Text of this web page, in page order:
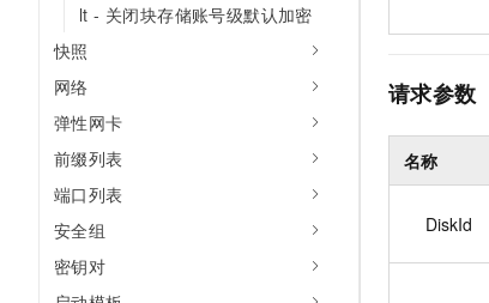
lt - 关闭块存储账号级默认加密
快照
网络
弹性网卡
前缀列表
端口列表
安全组
密钥对
请求参数
名称
DiskId